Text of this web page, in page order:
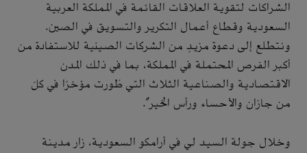
الشراكات لتقوية العلاقات القائمة في المملكة العربية
السعودية وقطاع أعمال التكرير والتسويق في الصين.
ونتطلع إلى دعوة مزيدٍ من الشركات الصينية للاستفادة من
أكبر الفرص المحتملة في المملكة، بما في ذلك المدن
الاقتصادية والصناعية الثلاث التي طُورت مؤخرًا في كلّ
من جازان والأحساء ورأس الخير".
وخلال جولة السيد لي في أرامكو السعودية، زار مدينة